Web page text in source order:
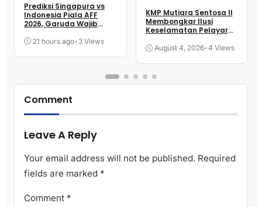
Prediksi Singapura vs
Indonesia Piala AFF
2026, Garuda Wajib
21 hours ago• 3 Views
KMP Mutiara Sentosa II
Membongkar Ilusi
Keselamatan Pelayaran
August 4, 2026•4 Views
Comment
Leave A Reply
Your email address will not be published. Required
fields are marked *
Comment *